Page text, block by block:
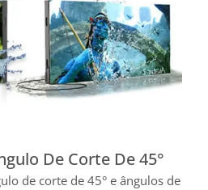
De Corte De 45°
de corte de 45° e ângulos de